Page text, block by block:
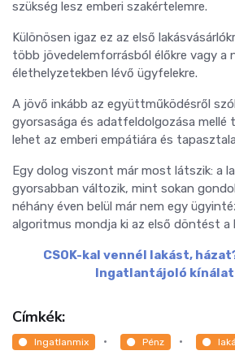
szükség lesz emberi szakértelemre.
Különösen igaz ez az első
több jövedelemforrásból élőkre vagy a
élethelyzetekben lévő ügyfelekre.
A jövő inkább az együttműködésről
gyorsasága és adatfeldolgozása mellé
lehet az emberi empátiára és
Egy dolog viszont már most látszik: a
gyorsabban változik, mint sokan
néhány éven belül már nem egy
algoritmus mondja ki az első döntést a
CSOK-kal vennél lakást,
Ingatlantájoló
Címkék:
Ingatlanmix Pénz